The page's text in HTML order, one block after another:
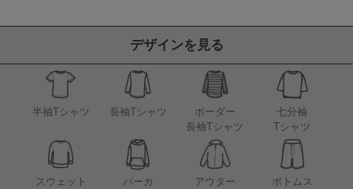
デザインを見る
半袖Tシャツ 長袖Tシャツ
ボーダー
長袖Tシャツ
七分袖
Tシャツ
スウェット パーカ アウター ボトムス